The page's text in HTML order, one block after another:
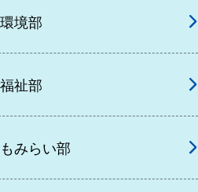
境部
祉部
みらい部